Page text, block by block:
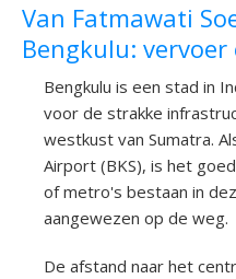
Van Fatmawati
Bengkulu:
Bengkulu is een stad in
voor de strakke
westkust van Sumatra.
Airport (BKS), is het
of metro's bestaan in
aangewezen op de weg.
De afstand naar het